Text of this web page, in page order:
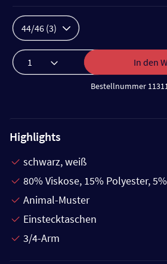
44/46 (3)
In den
Bestellnummer
Highlights
schwarz, weiß
80% Viskose, 15% Polyester,
Animal-Muster
Einstecktaschen
3/4-Arm